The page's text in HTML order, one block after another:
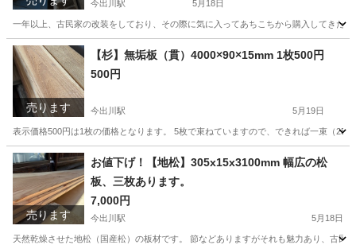
今出川駅 5月18日
一年以上、古民家の改装をしており、その際に気に入ってあちこちから購入してきた
京都 京都市 今出川駅 その他
売ります
【杉】無垢板（貫）4000×90×15mm 1枚500円
500円
今出川駅 5月19日
表示価格500円は1枚の価格となります。 5枚で束ねていますので、できれば一束（
京都 京都市 今出川駅 その他
売ります
お値下げ！【地松】305x15x3100mm 幅広の松
板、三枚あります。
7,000円
今出川駅 5月18日
天然乾燥させた地松（国産松）の板材です。 節などありますがそれも魅力あり、古